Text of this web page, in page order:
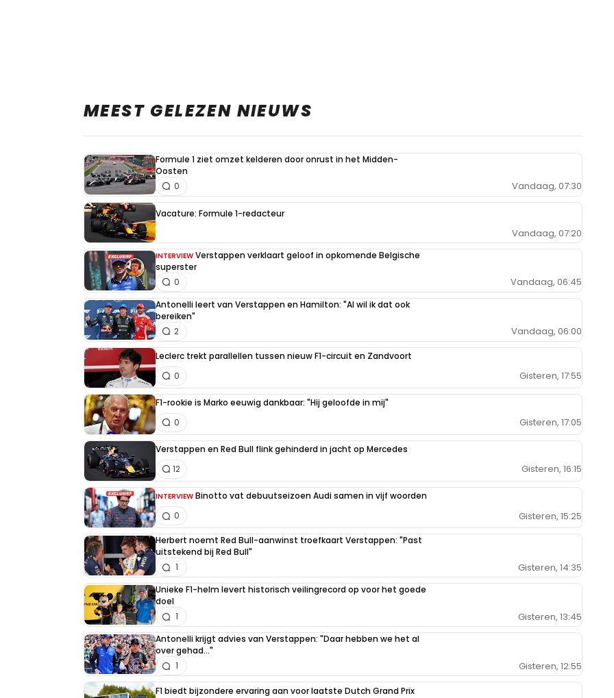
MEEST GELEZEN NIEUWS
Formule 1 ziet omzet kelderen door onrust in het Midden-
Oosten
Vandaag, 07:30
0
Vacature: Formule 1-redacteur
Vandaag, 07:20
INTERVIEW Verstappen verklaart geloof in opkomende Belgische
superster
Vandaag, 06:45
0
Antonelli leert van Verstappen en Hamilton: "Al wil ik dat ook
bereiken"
Vandaag, 06:00
2
Leclerc trekt parallellen tussen nieuw F1-circuit en Zandvoort
Gisteren, 17:55
0
F1-rookie is Marko eeuwig dankbaar: "Hij geloofde in mij"
Gisteren, 17:05
0
Verstappen en Red Bull flink gehinderd in jacht op Mercedes
Gisteren, 16:15
12
INTERVIEW Binotto vat debuutseizoen Audi samen in vijf woorden
Gisteren, 15:25
0
Herbert noemt Red Bull-aanwinst troefkaart Verstappen: "Past
uitstekend bij Red Bull"
Gisteren, 14:35
1
Unieke F1-helm levert historisch veilingrecord op voor het goede
doel
Gisteren, 13:45
1
Antonelli krijgt advies van Verstappen: "Daar hebben we het al
over gehad..."
Gisteren, 12:55
1
F1 biedt bijzondere ervaring aan voor laatste Dutch Grand Prix